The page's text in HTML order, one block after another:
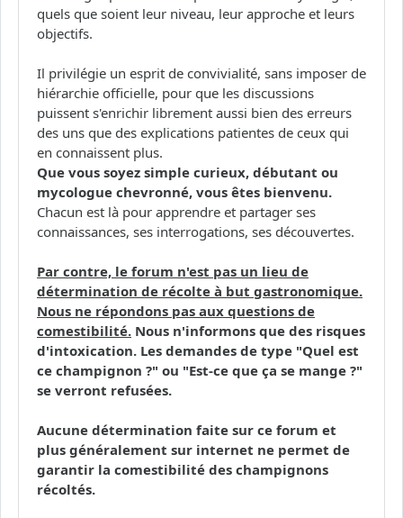
quels que soient leur niveau, leur approche et leurs
objectifs.
Il privilégie un esprit de convivialité, sans imposer de
hiérarchie officielle, pour que les discussions
puissent s'enrichir librement aussi bien des erreurs
des uns que des explications patientes de ceux qui
en connaissent plus.
Que vous soyez simple curieux, débutant ou
mycologue chevronné, vous êtes bienvenu.
Chacun est là pour apprendre et partager ses
connaissances, ses interrogations, ses découvertes.
Par contre, le forum n'est pas un lieu de
détermination de récolte à but gastronomique.
Nous ne répondons pas aux questions de
comestibilité. Nous n'informons que des risques
d'intoxication. Les demandes de type "Quel est
ce champignon ?" ou "Est-ce que ça se mange ?"
se verront refusées.
Aucune détermination faite sur ce forum et
plus généralement sur internet ne permet de
garantir la comestibilité des champignons
récoltés.